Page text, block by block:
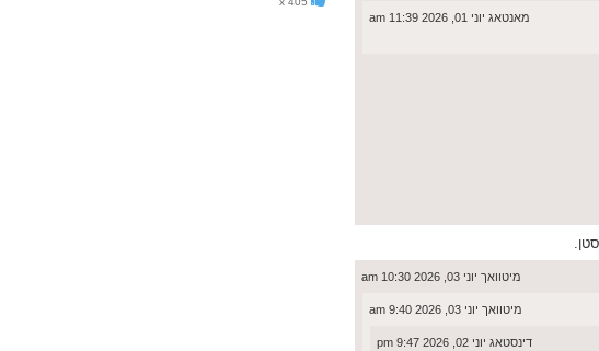
מאנטאג יוני 01, 2026 11:39 am
מיטוואך יוני 03, 2026 10:30 am
מיטוואך יוני 03, 2026 9:40 am
דינסטאג יוני 02, 2026 9:47 pm